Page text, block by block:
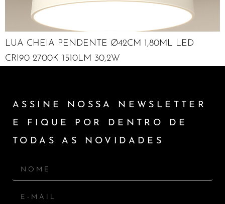
LUA CHEIA PENDENTE Ø42CM 1,80ML LED
CRI90 2700K 1510LM 30,2W
ASSINE NOSSA NEWSLETTER
E FIQUE POR DENTRO DE
TODAS AS NOVIDADES